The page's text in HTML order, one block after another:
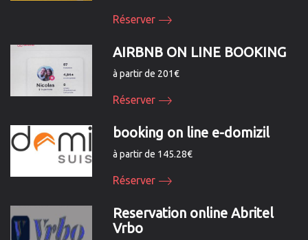
Réserver
AIRBNB ON LINE BOOKING
à partir de 201€
Réserver
booking on line e-domizil
à partir de 145.28€
Réserver
Reservation online Abritel
Vrbo